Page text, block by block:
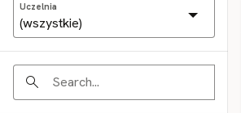
Uczelnia
Search